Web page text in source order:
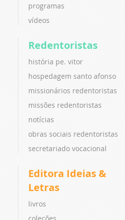
programas
vídeos
Redentoristas
história pe. vitor
hospedagem santo afonso
missionários redentoristas
missões redentoristas
notícias
obras sociais redentoristas
secretariado vocacional
Editora Ideias &
Letras
livros
coleções